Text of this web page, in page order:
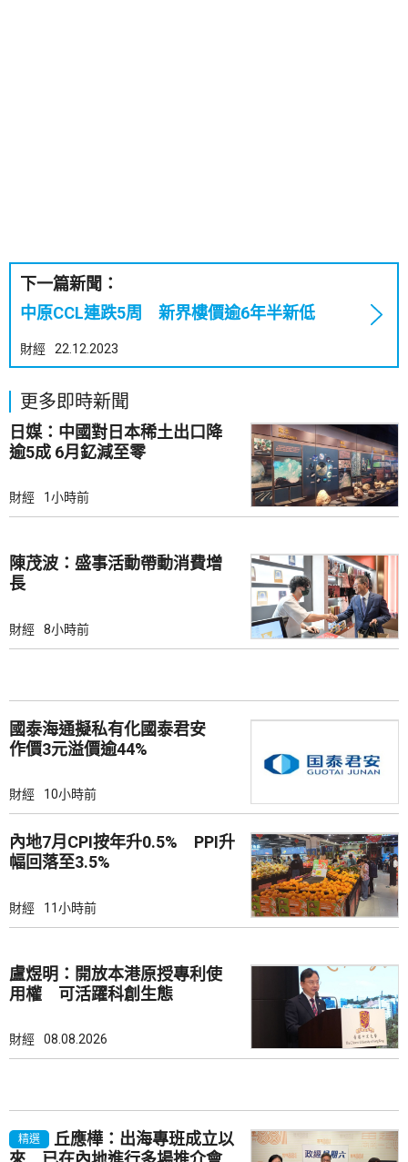
下一篇新聞：
中原CCL連跌5周 新界樓價逾6年半新低
財經 22.12.2023
更多即時新聞
日媒：中國對日本稀土出口降
逾5成 6月釔減至零
財經 1小時前
陳茂波：盛事活動帶動消費增
長
財經 8小時前
國泰海通擬私有化國泰君安
作價3元溢價逾44%
財經 10小時前
內地7月CPI按年升0.5% PPI升
幅回落至3.5%
財經 11小時前
盧煜明：開放本港原授專利使
用權 可活躍科創生態
財經 08.08.2026
精選
丘應樺：出海專班成立以